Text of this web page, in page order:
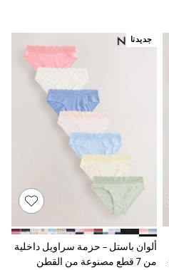
جديدنا
ألوان باستل - حزمة سراويل داخلية
من 7 قطع مصنوعة من القطن